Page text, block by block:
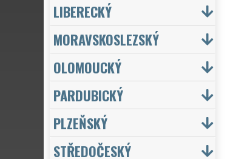
LIBERECKÝ
MORAVSKOSLEZSKÝ
OLOMOUCKÝ
PARDUBICKÝ
PLZEŇSKÝ
STŘEDOČESKÝ